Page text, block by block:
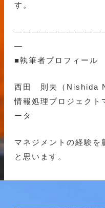
す。
—
■執筆者プロフィール
西田 則夫（Nishida
情報処理プロジェクト
ータ
マネジメントの経験を
と思います。